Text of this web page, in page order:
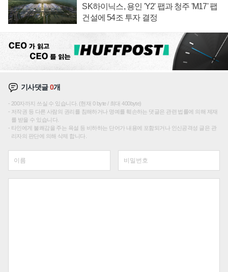
SK하이닉스, 용인 'Y2' 팹과 청주 'M17' 팹
건설에 54조 투자 결정
기사댓글0개
200자까지 쓰실 수 있습니다. (현재 0 byte / 최대 400byte)
저작권 등 다른 사람의 권리를 침해하거나 명예를 훼손하는 댓글은 관련 법률에 의해 제재
를 받을 수 있습니다.
타인에게 불쾌감을 주는 욕설 등 비하하는 단어가 내용에 포함되거나 인신공격성 글은 관
리자의 판단에 의해 삭제 합니다.